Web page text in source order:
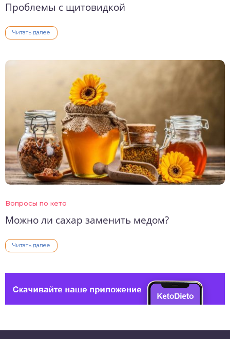
Проблемы с щитовидкой
Читать далее
Вопросы по кето
Можно ли сахар заменить медом?
Читать далее